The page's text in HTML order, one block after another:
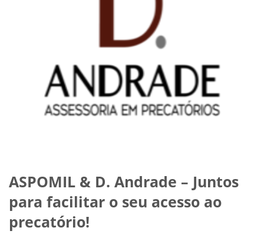
ASPOMIL & D. Andrade – Juntos
para facilitar o seu acesso ao
precatório!